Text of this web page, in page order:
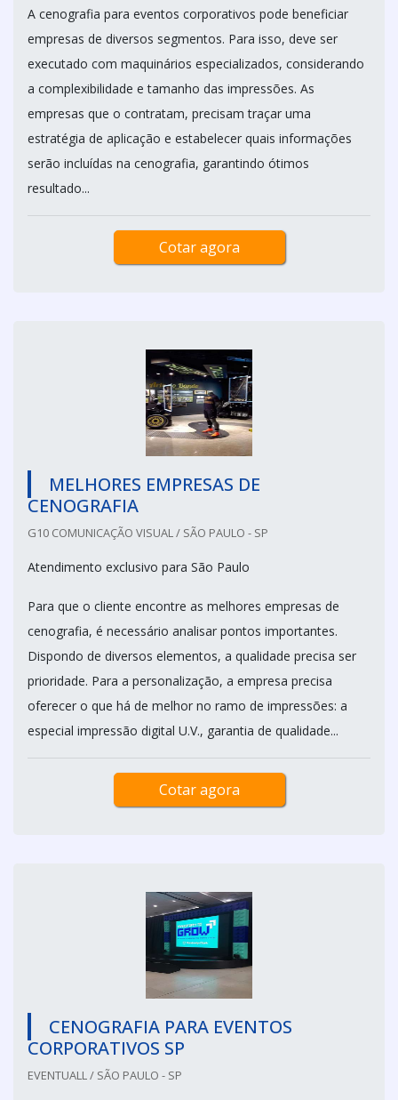
A cenografia para eventos corporativos pode beneficiar
empresas de diversos segmentos. Para isso, deve ser
executado com maquinários especializados, considerando
a complexibilidade e tamanho das impressões. As
empresas que o contratam, precisam traçar uma
estratégia de aplicação e estabelecer quais informações
serão incluídas na cenografia, garantindo ótimos
resultado...
Cotar agora
MELHORES EMPRESAS DE
CENOGRAFIA
G10 COMUNICAÇÃO VISUAL / SÃO PAULO - SP
Atendimento exclusivo para São Paulo
Para que o cliente encontre as melhores empresas de
cenografia, é necessário analisar pontos importantes.
Dispondo de diversos elementos, a qualidade precisa ser
prioridade. Para a personalização, a empresa precisa
oferecer o que há de melhor no ramo de impressões: a
especial impressão digital U.V., garantia de qualidade...
Cotar agora
CENOGRAFIA PARA EVENTOS
CORPORATIVOS SP
EVENTUALL / SÃO PAULO - SP